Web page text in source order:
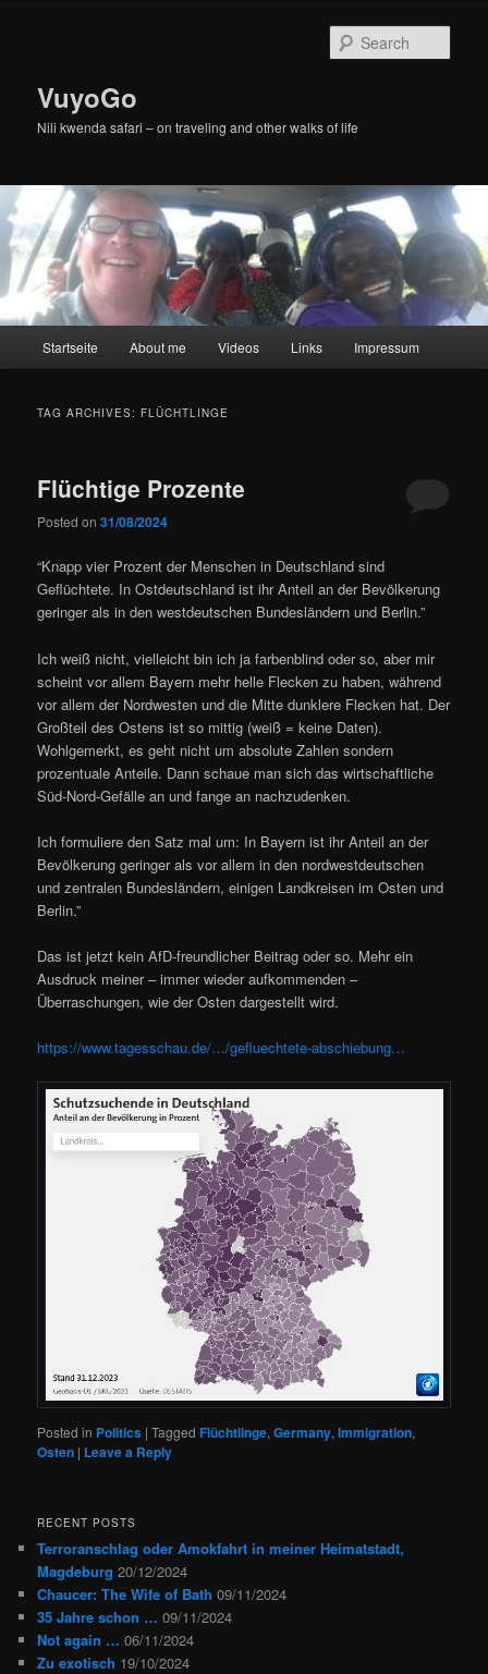
VuyoGo
Nili kwenda safari – on traveling and other walks of life
Startseite About me Videos Links Impressum
TAG ARCHIVES: FLÜCHTLINGE
Flüchtige Prozente
Posted on31/08/2024
“Knapp vier Prozent der Menschen in Deutschland sind
Geflüchtete. In Ostdeutschland ist ihr Anteil an der Bevölkerung
geringer als in den westdeutschen Bundesländern und Berlin.”
Ich weiß nicht, vielleicht bin ich ja farbenblind oder so, aber mir
scheint vor allem Bayern mehr helle Flecken zu haben, während
vor allem der Nordwesten und die Mitte dunklere Flecken hat. Der
Großteil des Ostens ist so mittig (weiß = keine Daten).
Wohlgemerkt, es geht nicht um absolute Zahlensondern
prozentuale Anteile. Dann schaue man sich das wirtschaftliche
Süd-Nord-Gefälle an und fange an nachzudenken.
Ich formuliere den Satz mal um: In Bayern ist ihr Anteil an der
Bevölkerung geringer als vor allem in den nordwestdeutschen
und zentralen Bundesländern, einigen Landkreisen im Osten und
Berlin.”
Das ist jetzt kein AfD-freundlicher Beitrag oder so. Mehr ein
Ausdruck meiner – immer wieder aufkommenden –
Überraschungen, wie der Osten dargestellt wird.
https://www.tagesschau.de/…/gefluechtete-abschiebung…
Posted in Politics |Tagged Flüchtlinge,Germany,Immigration,
Osten | Leave a Reply
RECENT POSTS
Terroranschlag oder Amokfahrt in meiner Heimatstadt,
Magdeburg 20/12/2024
Chaucer: The Wife of Bath 09/11/2024
35 Jahre schon … 09/11/2024
Not again … 06/11/2024
Zu exotisch 19/10/2024